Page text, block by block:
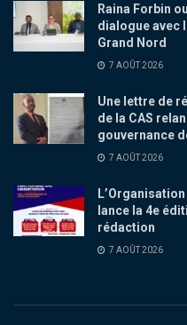
Raina Forbin
dialogue avec
Grand Nord
7 AOÛT 2026
Une lettre de
de la CAS
gouvernance
7 AOÛT 2026
lance la 4e
rédaction
7 AOÛT 2026